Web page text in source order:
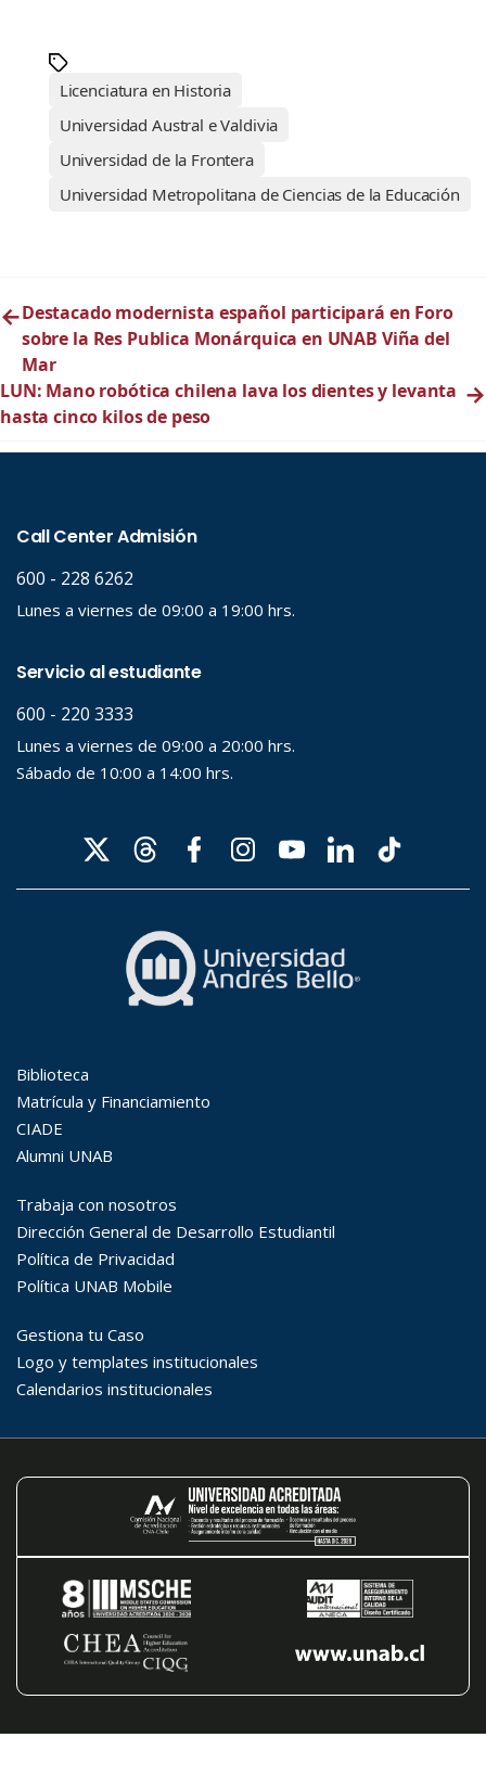
Licenciatura en Historia
Universidad Austral e Valdivia
Universidad de la Frontera
Universidad Metropolitana de Ciencias de la Educación
←Destacado modernista español participará en Foro
sobre la Res Publica Monárquica en UNAB Viña del
Mar
LUN: Mano robótica chilena lava los dientes y levanta
hasta cinco kilos de peso
→